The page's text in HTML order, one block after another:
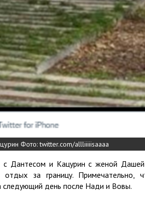
Фото: twitter.com/allliiiiisaaaa
Дантесом и Кацурин с женой
за границу. Примечательно,
следующий день после Нади и Вовы.